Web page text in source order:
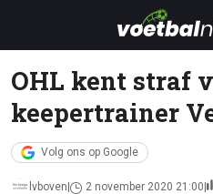
OHL kent straf
keepertrainer
Volg ons op Google
lvboven 2 november 2020 21:00